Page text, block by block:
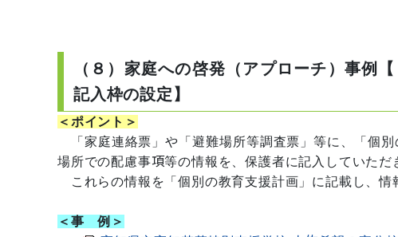
（８）家庭への啓発（アプローチ）事例
記入枠の設定】
＜ポイント＞
「家庭連絡票」や「避難場所等調査票」等に、「個
場所での配慮事項等の情報を、保護者に記入していただ
これらの情報を「個別の教育支援計画」に記載し、情
＜事 例＞